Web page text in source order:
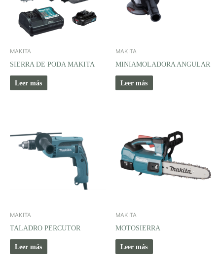
MAKITA
SIERRA DE PODA MAKITA
Leer más
MAKITA
MINIAMOLADORA ANGULAR
Leer más
MAKITA
TALADRO PERCUTOR
Leer más
MAKITA
MOTOSIERRA
Leer más